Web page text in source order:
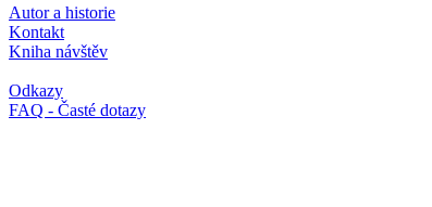
Autor a historie
Kontakt
Kniha návštěv
Odkazy
FAQ - Časté dotazy